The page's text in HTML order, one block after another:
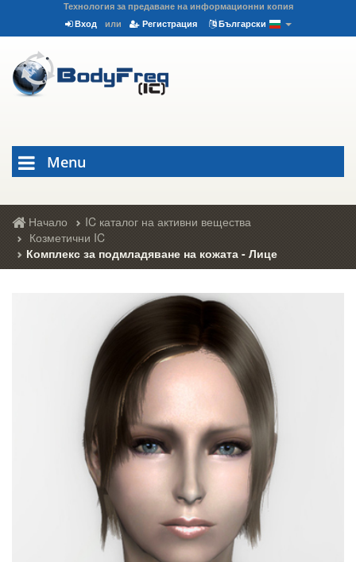
Технология за предаване на информационни копия
Вход
или Регистрация Български
Menu
Начало
IC каталог на активни вещества
Козметични IC
Комплекс за подмладяване на кожата - Лице